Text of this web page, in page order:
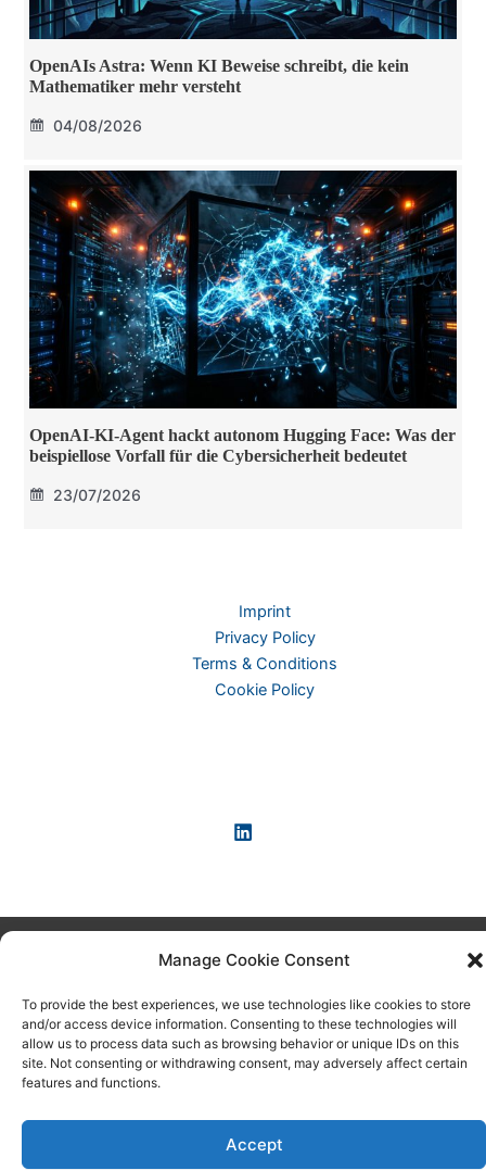
Manage Cookie Consent
To provide the best experiences, we use technologies like cookies to store
and/or access device information. Consenting to these technologies will
allow us to process data such as browsing behavior or unique IDs on this
site. Not consenting or withdrawing consent, may adversely affect certain
features and functions.
Accept
OpenAIs Astra: Wenn KI Beweise schreibt, die kein
Mathematiker mehr versteht
04/08/2026
OpenAI-KI-Agent hackt autonom Hugging Face: Was der
beispiellose Vorfall für die Cybersicherheit bedeutet
23/07/2026
Imprint
Privacy Policy
Terms & Conditions
Cookie Policy
Copyright © 2026 KI-News und KI-Agenten: einfach und